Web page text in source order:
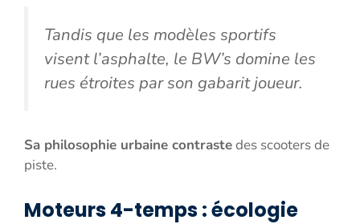
Tandis que les modèles sportifs
visent l’asphalte, le BW’s domine les
rues étroites par son gabarit joueur.
Sa philosophie urbaine contrastedes scooters de
piste.
Moteurs 4-temps : écologie